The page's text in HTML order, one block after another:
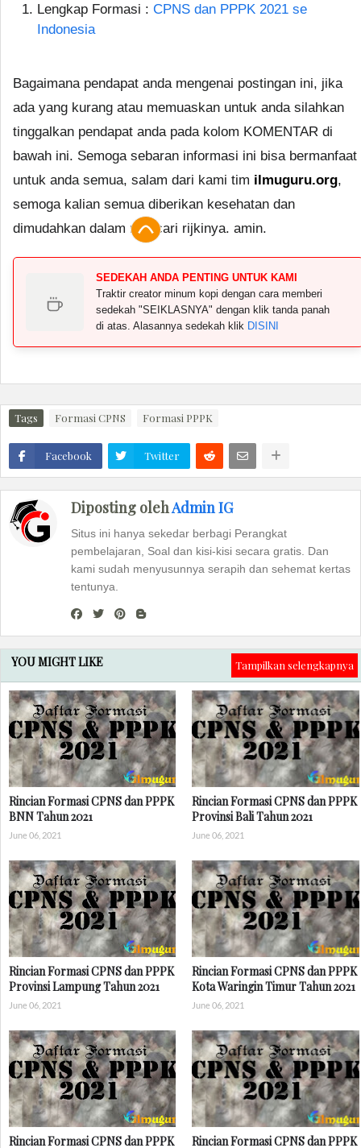
Lengkap Formasi : CPNS dan PPPK 2021 se
Indonesia
Bagaimana pendapat anda mengenai postingan ini, jika
ada yang kurang atau memuaskan untuk anda silahkan
tinggalkan pendapat anda pada kolom KOMENTAR di
bawah ini. Semoga sebaran informasi ini bisa bermanfaat
untuk anda semua, salam dari kami tim ilmuguru.org,
semoga kalian semua diberikan kesehatan dan
dimudahkan dalam mencari rijkinya. amin.
SEDEKAH ANDA PENTING UNTUK KAMI
Traktir creator minum kopi dengan cara memberi
sedekah "SEIKLASNYA" dengan klik tanda panah
di atas. Alasannya sedekah klik DISINI
Tags Formasi CPNS Formasi PPPK
Facebook Twitter
Diposting olehAdmin IG
Situs ini hanya sekedar berbagi Perangkat
pembelajaran, Soal dan kisi-kisi secara gratis. Dan
kami sudah menyusunnya serapih dan sehemat kertas
tentunya.
YOU MIGHT LIKE Tampilkan selengkapnya
Rincian Formasi CPNS dan PPPK
BNN Tahun 2021
June 06, 2021
Rincian Formasi CPNS dan PPPK
Provinsi Bali Tahun 2021
June 06, 2021
Rincian Formasi CPNS dan PPPK
Provinsi Lampung Tahun 2021
June 06, 2021
Rincian Formasi CPNS dan PPPK
Kota Waringin Timur Tahun 2021
June 06, 2021
Rincian Formasi CPNS dan PPPK Rincian Formasi CPNS dan PPPK